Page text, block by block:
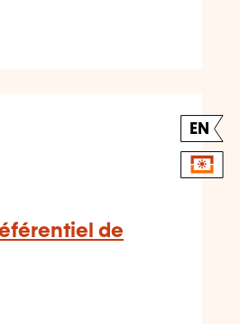
EN
de